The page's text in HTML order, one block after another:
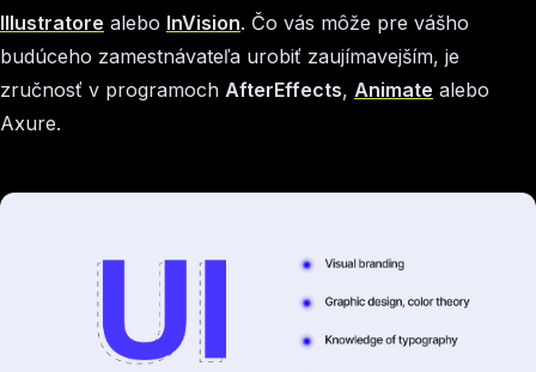
Illustratore alebo InVision. Čo vás môže pre vášho
budúceho zamestnávateľa urobiť zaujímavejším, je
zručnosť v programoch AfterEffects, Animate alebo
Axure.